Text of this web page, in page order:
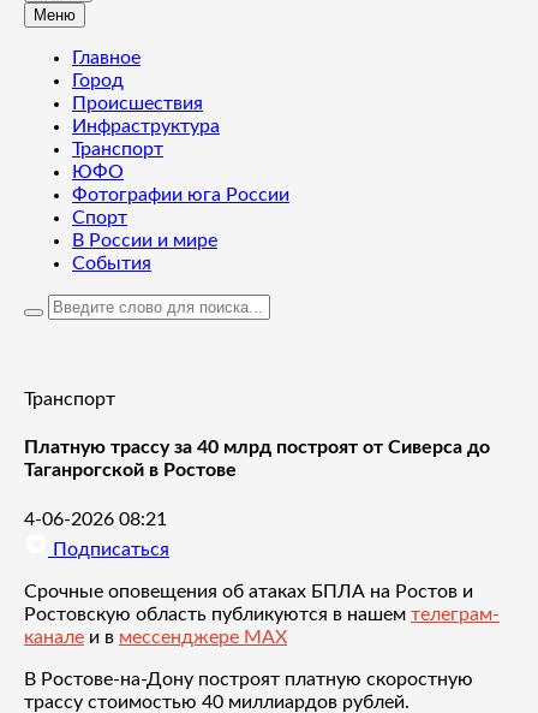
Меню
Главное
Город
Происшествия
Инфраструктура
Транспорт
ЮФО
Фотографии юга России
Спорт
В России и мире
События
Транспорт
Платную трассу за 40 млрд построят от Сиверса до
Таганрогской в Ростове
4-06-2026 08:21
Подписаться
Срочные оповещения об атаках БПЛА на Ростов и
Ростовскую область публикуются в нашем телеграм-
канале и в мессенджере MAX
В Ростове-на-Дону построят платную скоростную
трассу стоимостью 40 миллиардов рублей.